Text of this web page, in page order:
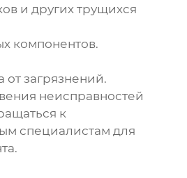
и других трущихся
компонентов.
от загрязнений.
неисправностей
к
специалистам для